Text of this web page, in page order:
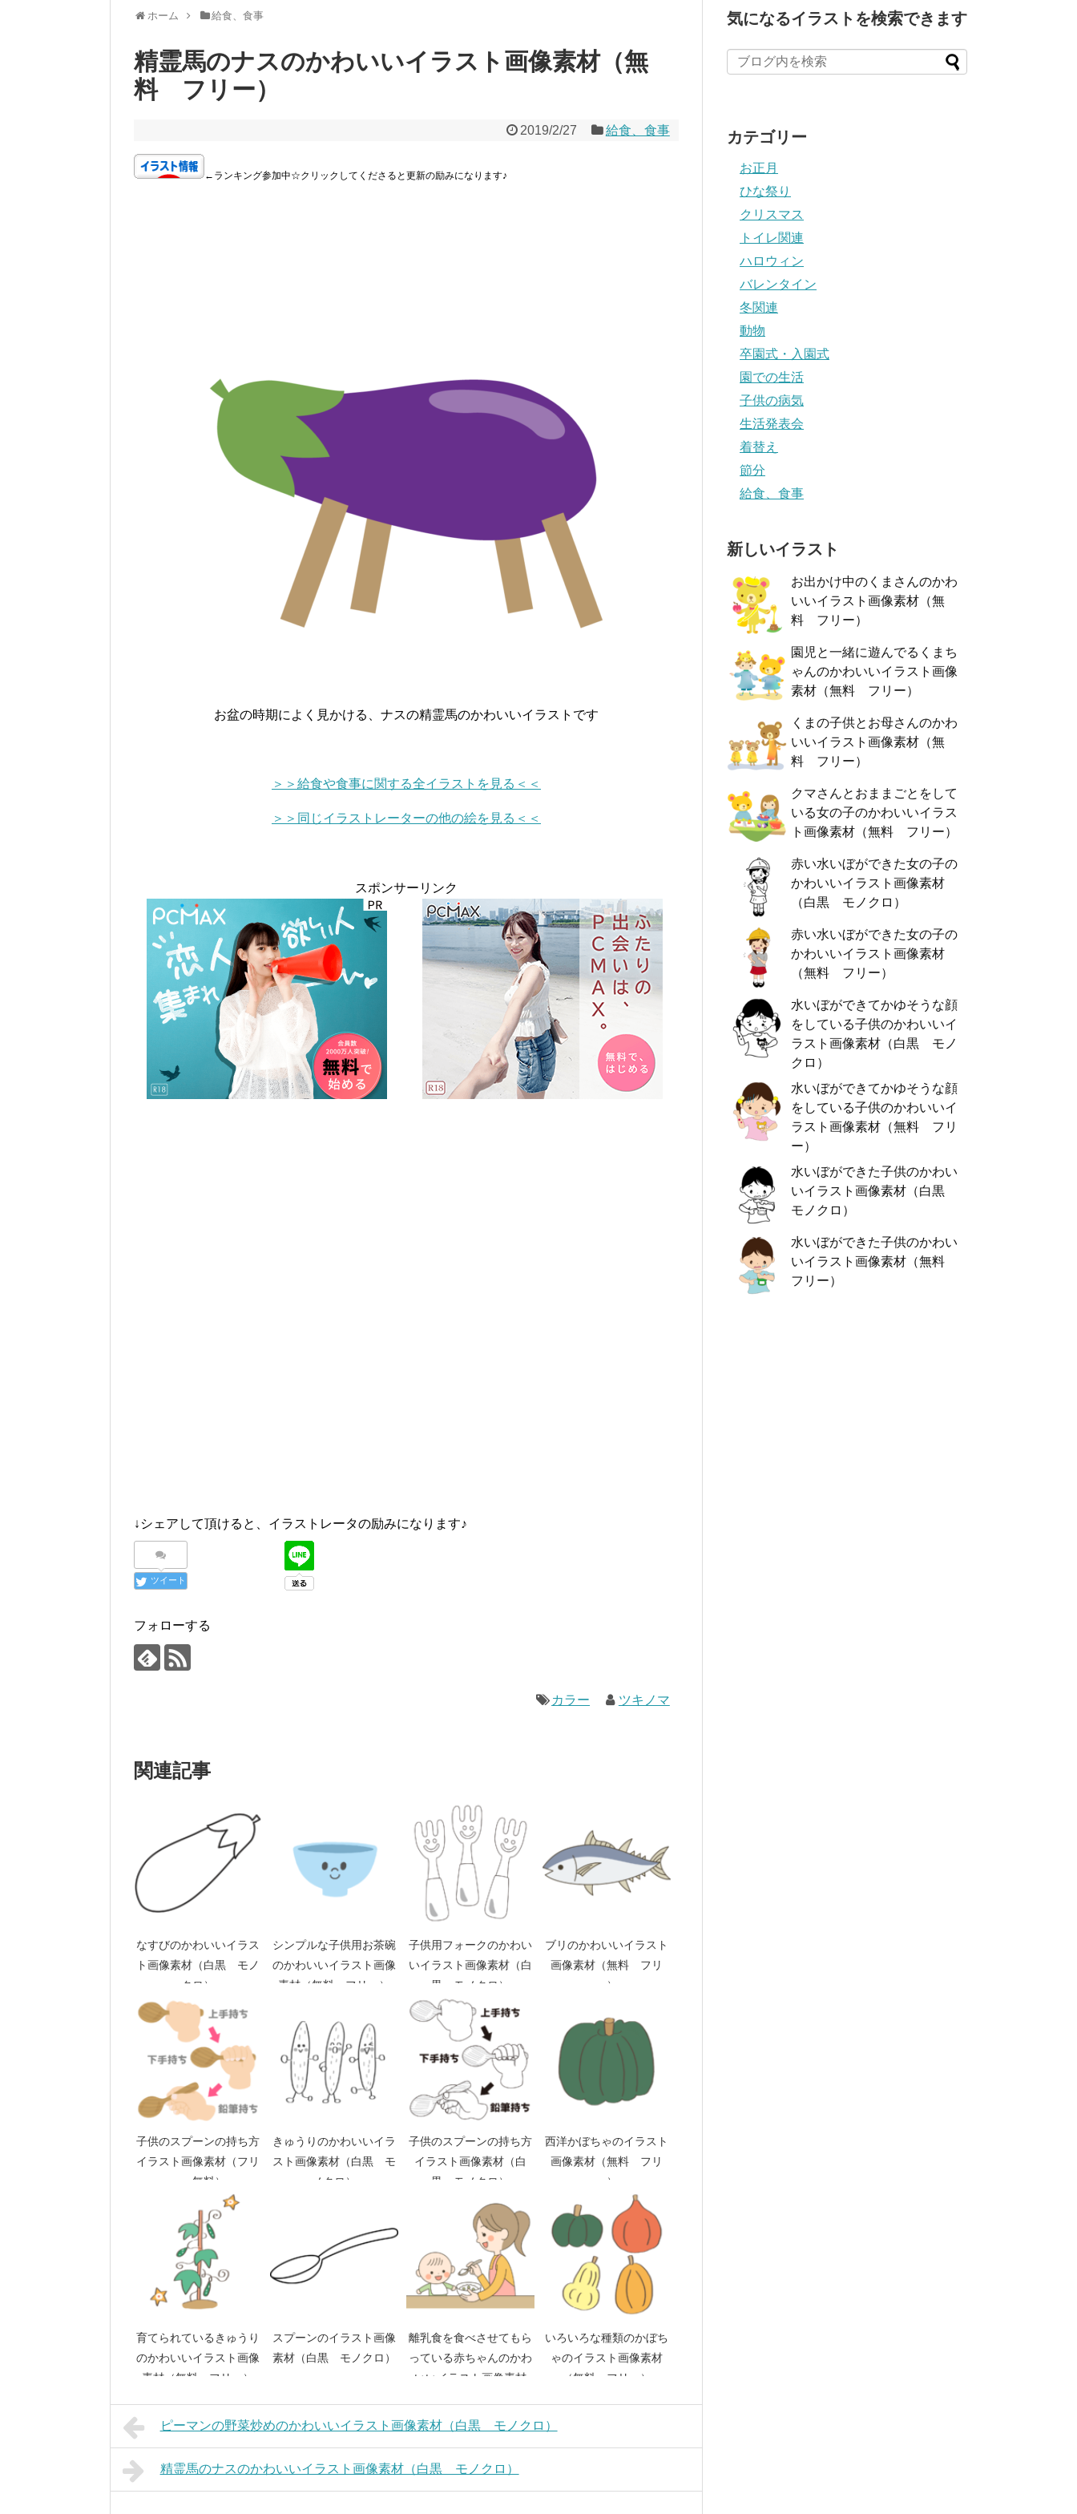
ホーム 給食、食事
精霊馬のナスのかわいいイラスト画像素材（無
料 フリー）
2019/2/27 給食、食事
←ランキング参加中☆クリックしてくださると更新の励みになります♪
お盆の時期によく見かける、ナスの精霊馬のかわいいイラストです
＞＞給食や食事に関する全イラストを見る＜＜
＞＞同じイラストレーターの他の絵を見る＜＜
スポンサーリンク
↓シェアして頂けると、イラストレータの励みになります♪
ツイート
フォローする
カラー ツキノマ
関連記事
なすびのかわいいイラス
ト画像素材（白黒 モノ
クロ）
シンプルな子供用お茶碗
のかわいいイラスト画像
素材（無料 フリー）
子供用フォークのかわい
いイラスト画像素材（白
黒 モノクロ）
ブリのかわいいイラスト
画像素材（無料 フリ
ー）
子供のスプーンの持ち方
イラスト画像素材（フリ
ー、無料）
きゅうりのかわいいイラ
スト画像素材（白黒 モ
ノクロ）
子供のスプーンの持ち方
イラスト画像素材（白
黒、モノクロ）
西洋かぼちゃのイラスト
画像素材（無料 フリ
ー）
育てられているきゅうり
のかわいいイラスト画像
素材（無料 フリー）
スプーンのイラスト画像
素材（白黒 モノクロ）
離乳食を食べさせてもら
っている赤ちゃんのかわ
いいイラスト画像素材
いろいろな種類のかぼち
ゃのイラスト画像素材
（無料 フリー）
ピーマンの野菜炒めのかわいいイラスト画像素材（白黒 モノクロ）
精霊馬のナスのかわいいイラスト画像素材（白黒 モノクロ）
気になるイラストを検索できます
カテゴリー
お正月
ひな祭り
クリスマス
トイレ関連
ハロウィン
バレンタイン
冬関連
動物
卒園式・入園式
園での生活
子供の病気
生活発表会
着替え
節分
給食、食事
新しいイラスト
お出かけ中のくまさんのかわ
いいイラスト画像素材（無
料 フリー）
園児と一緒に遊んでるくまち
ゃんのかわいいイラスト画像
素材（無料 フリー）
くまの子供とお母さんのかわ
いいイラスト画像素材（無
料 フリー）
クマさんとおままごとをして
いる女の子のかわいいイラス
ト画像素材（無料 フリー）
赤い水いぼができた女の子の
かわいいイラスト画像素材
（白黒 モノクロ）
赤い水いぼができた女の子の
かわいいイラスト画像素材
（無料 フリー）
水いぼができてかゆそうな顔
をしている子供のかわいいイ
ラスト画像素材（白黒 モノ
クロ）
水いぼができてかゆそうな顔
をしている子供のかわいいイ
ラスト画像素材（無料 フリ
ー）
水いぼができた子供のかわい
いイラスト画像素材（白黒
モノクロ）
水いぼができた子供のかわい
いイラスト画像素材（無料
フリー）